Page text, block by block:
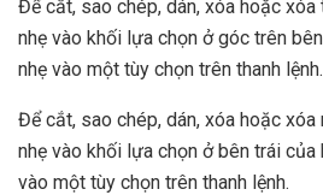
Để cắt, sao chép, dán, xóa hoặc xóa
nhẹ vào khối lựa chọn ở góc trên
nhẹ vào một tùy chọn trên thanh lệnh.
Để cắt, sao chép, dán, xóa hoặc xóa
nhẹ vào khối lựa chọn ở bên trái của
vào một tùy chọn trên thanh lệnh.